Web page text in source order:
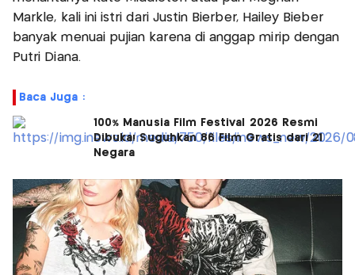
Markle, kali ini istri dari Justin Bierber, Hailey Bieber
banyak menuai pujian karena di anggap mirip dengan
Putri Diana.
Baca Juga :
100% Manusia Film Festival 2026 Resmi
Dibuka! Suguhkan 86 Film Gratis dari 21
Negara